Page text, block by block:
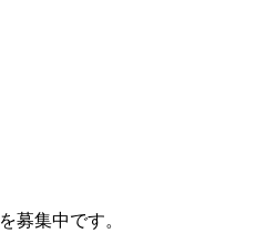
を募集中です。